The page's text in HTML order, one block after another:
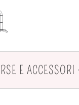
E ACCESSORI